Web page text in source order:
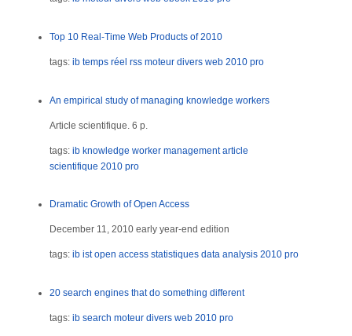
Top 10 Real-Time Web Products of 2010
tags: ib temps réel rss moteur divers web 2010 pro
An empirical study of managing knowledge workers
Article scientifique. 6 p.
tags: ib knowledge worker management article
scientifique 2010 pro
Dramatic Growth of Open Access
December 11, 2010 early year-end edition
tags: ib ist open access statistiques data analysis 2010 pro
20 search engines that do something different
tags: ib search moteur divers web 2010 pro